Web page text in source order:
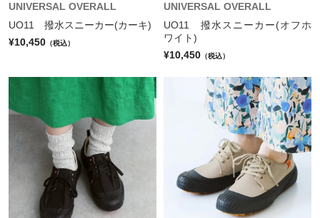
UNIVERSAL OVERALL
UO11 撥水スニーカー(カーキ)
¥10,450 （税込）
UNIVERSAL OVERALL
UO11 撥水スニーカー(オフホ
ワイト)
¥10,450 （税込）